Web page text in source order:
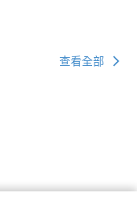
查看全部